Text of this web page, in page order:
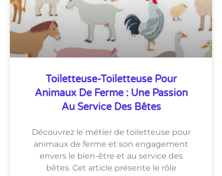
Toiletteuse-Toiletteuse Pour
Animaux De Ferme : Une Passion
Au Service Des Bêtes
Découvrez le métier de toiletteuse pour
animaux de ferme et son engagement
envers le bien-être et au service des
bêtes. Cet article présente le rôle